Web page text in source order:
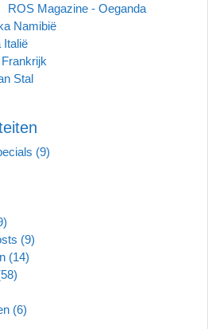
ROS Magazine - Oeganda
Namibië
Italië
Stal
(9)
(9)
(14)
(6)